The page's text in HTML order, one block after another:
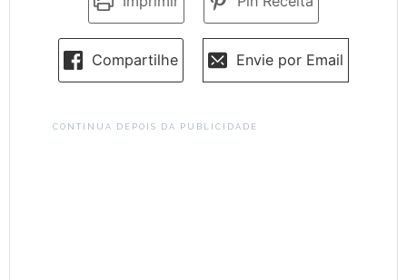
Compartilhe Envie por Email
CONTINUA DEPOIS DA PUBLICIDADE